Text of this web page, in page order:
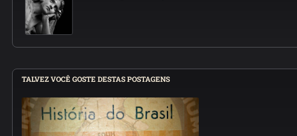
TALVEZ VOCÊ GOSTE DESTAS POSTAGENS